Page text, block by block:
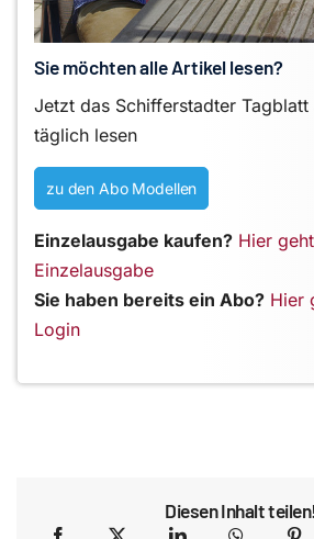
Sie möchten alle Artikel lesen?
Jetzt das Schifferstadter Tagblatt
täglich lesen
zu den Abo Modellen
Einzelausgabe kaufen? Hier
Einzelausgabe
Sie haben bereits ein Abo? Hier
Login
Diesen Inhalt teilen!